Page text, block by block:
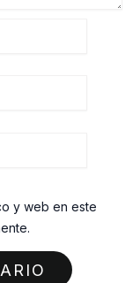
y web en este